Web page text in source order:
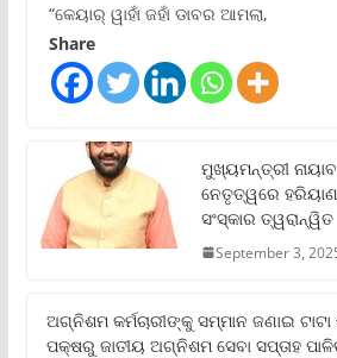
“କେୟାର୍ ୱାହାଁ ଜହାଁ ଡାବର ଆମଲା,
Share
ମୁଖ୍ୟମନ୍ତ୍ରୀ
ନେତୃତ୍ୱରେ
ସଂସ୍କାର ତ୍ୱରାନ୍ୱିତ
September 3,
ଅଗ୍ନିଶମ କର୍ମଚାରୀଙ୍କୁ ସମ୍ମାନ ଜଣାଇ
ପକ୍ଷରୁ ଜାତୀୟ ଅଗ୍ନିଶମ ସେବା ସପ୍ତାହ